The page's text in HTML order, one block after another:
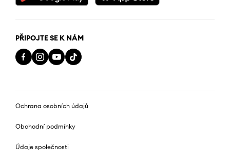
PŘIPOJTE SE K NÁM
Ochrana osobních údajů
Obchodní podmínky
Údaje společnosti